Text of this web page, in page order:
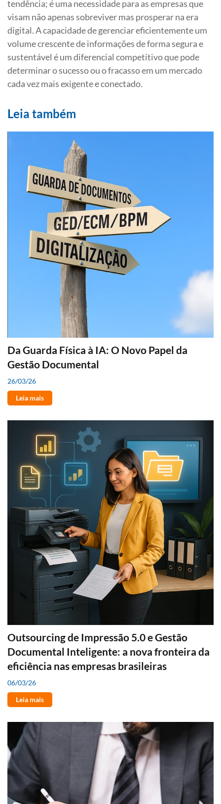
tendência; é uma necessidade para as empresas que
visam não apenas sobreviver mas prosperar na era
digital. A capacidade de gerenciar eficientemente um
volume crescente de informações de forma segura e
sustentável é um diferencial competitivo que pode
determinar o sucesso ou o fracasso em um mercado
cada vez mais exigente e conectado.
Leia também
Da Guarda Física à IA: O Novo Papel da
Gestão Documental
26/03/26
Leia mais
Outsourcing de Impressão 5.0 e Gestão
Documental Inteligente: a nova fronteira da
eficiência nas empresas brasileiras
06/03/26
Leia mais